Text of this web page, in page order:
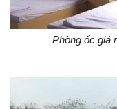
Phòng ốc giá